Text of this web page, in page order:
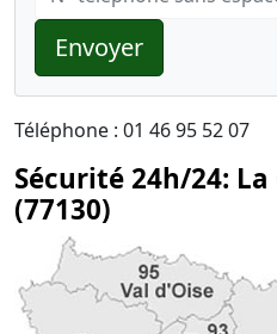
Envoyer
Téléphone : 01 46 95 52 07
Sécurité 24h/24:
(77130)